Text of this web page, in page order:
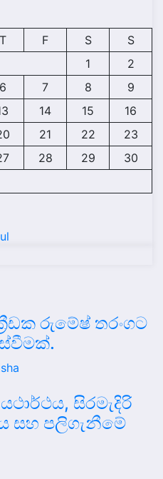
T F S
S
1
2
6 7 8
9
14 15
16
21 22
23
28 29
30
රුමේෂ් තරංගට
සිරමැදිරි
සහ පලිගැනීමේ